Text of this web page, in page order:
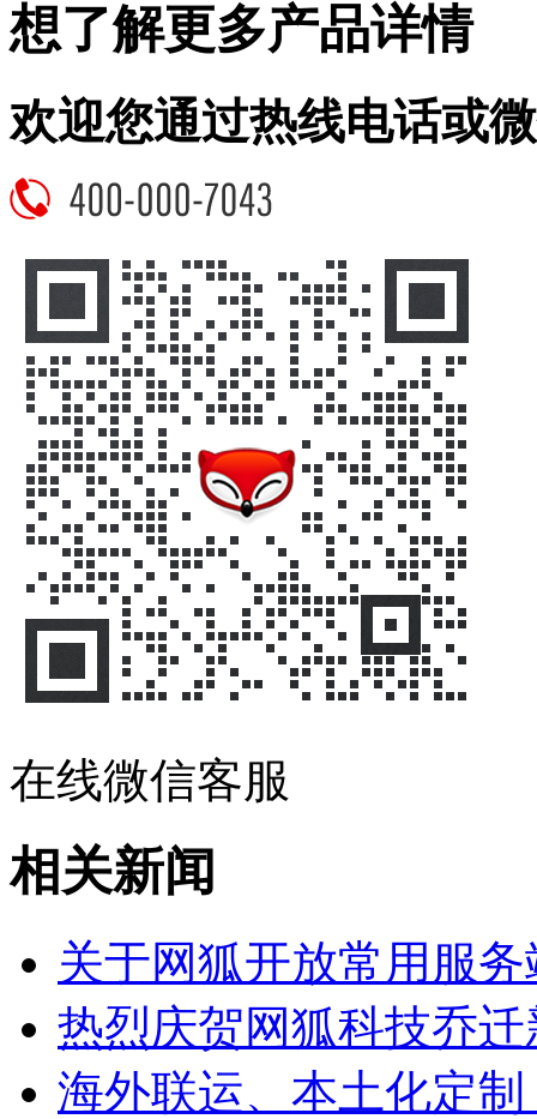
想了解更多产品详情
欢迎您通过热线电话或
在线微信客服
相关新闻
关于网狐开放常用服
热烈庆贺网狐科技乔迁
海外联运、本土化定